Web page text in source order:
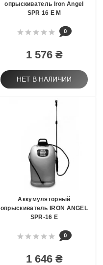
опрыскиватель Iron Angel
SPR 16 E М
0
1 576 ₴
НЕТ В НАЛИЧИИ
Аккумуляторный
опрыскиватель IRON ANGEL
SPR-16 E
0
1 646 ₴